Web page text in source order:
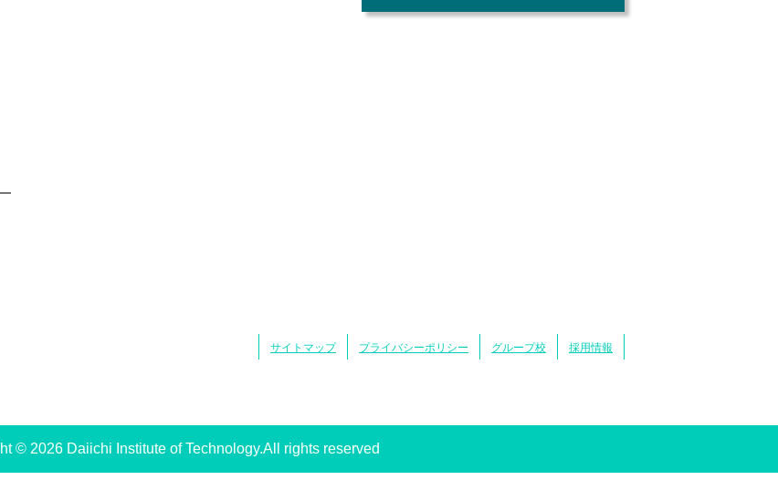
サイトマップ プライバシーポリシー グループ校 採用情報
© 2026 Daiichi Institute of Technology.All rights reserved